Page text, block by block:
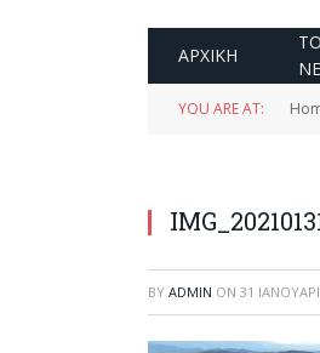
ΑΡΧΙΚΗ
YOU ARE AT:
BY ADMIN ON 31